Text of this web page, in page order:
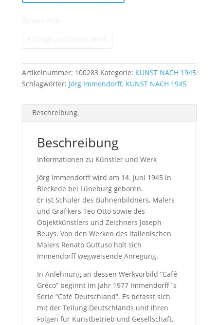
Progress
Artikelnummer: 100283 Kategorie: KUNST NACH 1945
Schlagwörter: Jörg Immendorff, KUNST NACH 1945
Beschreibung
Beschreibung
Informationen zu Künstler und Werk
Jörg Immendorff wird am 14. Juni 1945 in
Bleckede bei Lüneburg geboren.
Er ist Schüler des Bühnenbildners, Malers
und Grafikers Teo Otto sowie des
Objektkünstlers und Zeichners Joseph
Beuys. Von den Werken des italienischen
Malers Renato Guttuso holt sich
Immendorff wegweisende Anregung.
In Anlehnung an dessen Werkvorbild “Café
Gréco” beginnt im Jahr 1977 Immendorff`s
Serie “Café Deutschland”. Es befasst sich
mit der Teilung Deutschlands und ihren
Folgen für Kunstbetrieb und Gesellschaft.